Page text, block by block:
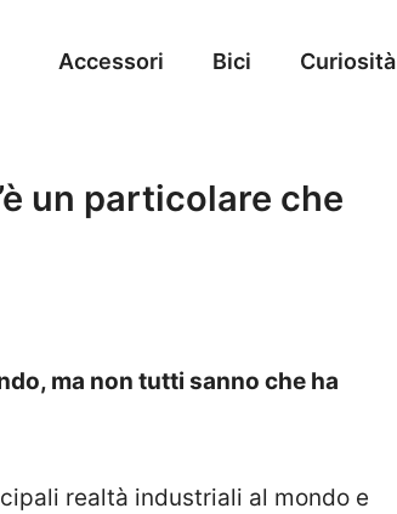
Accessori Bici Curiosità
un particolare che
ma non tutti sanno che ha
realtà industriali al mondo e